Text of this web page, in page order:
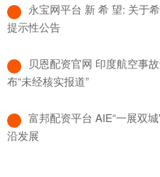
永宝网平台 新 希 望: 关于
提示性公告
贝恩配资官网 印度航空事
布“未经核实报道”
富邦配资平台 AIE“一展双
沿发展